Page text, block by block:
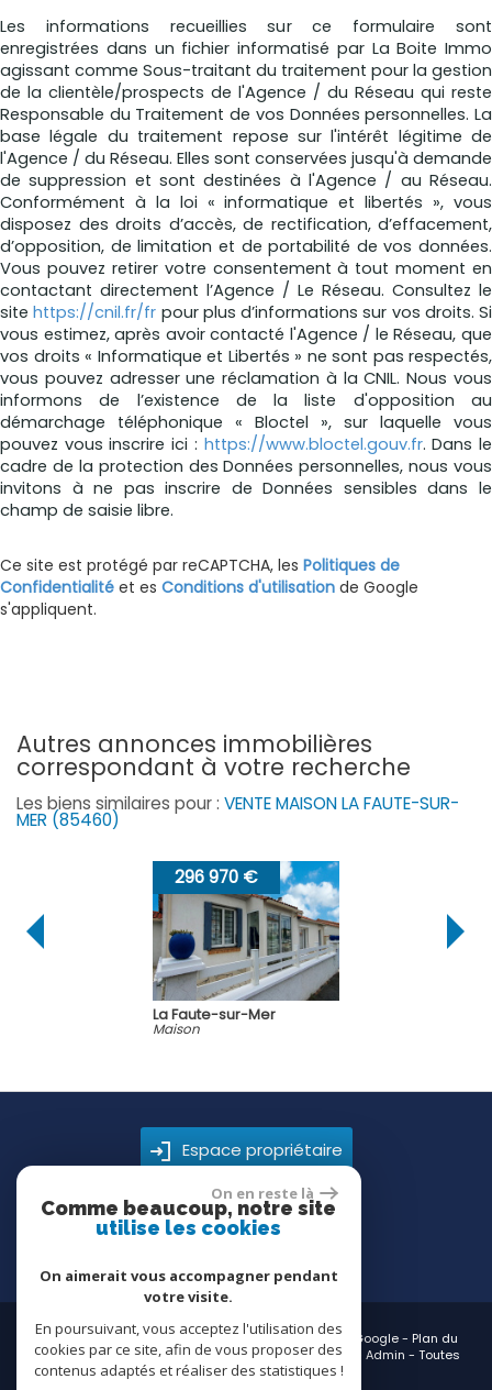
Les informations recueillies sur ce formulaire sont
enregistrées dans un fichier informatisé par La Boite Immo
agissant comme Sous-traitant du traitement pour la gestion
de la clientèle/prospects de l'Agence / du Réseau qui reste
Responsable du Traitement de vos Données personnelles. La
base légale du traitement repose sur l'intérêt légitime de
l'Agence / du Réseau. Elles sont conservées jusqu'à demande
de suppression et sont destinées à l'Agence / au Réseau.
Conformément à la loi « informatique et libertés », vous
disposez des droits d’accès, de rectification, d’effacement,
d’opposition, de limitation et de portabilité de vos données.
Vous pouvez retirer votre consentement à tout moment en
contactant directement l’Agence / Le Réseau. Consultez le
sitehttps://cnil.fr/fr pour plus d’informations sur vos droits. Si
vous estimez, après avoir contacté l'Agence / le Réseau, que
vos droits « Informatique et Libertés » ne sont pas respectés,
vous pouvez adresser une réclamation à la CNIL. Nous vous
informons de l’existence de la liste d'opposition au
démarchage téléphonique « Bloctel », sur laquelle vous
pouvez vous inscrire ici : https://www.bloctel.gouv.fr. Dans le
cadre de la protection des Données personnelles, nous vous
invitons à ne pas inscrire de Données sensibles dans le
champ de saisie libre.
Ce site est protégé par reCAPTCHA, les Politiques de
Confidentialité et es Conditions d'utilisation de Google
s'appliquent.
autres annonces immobilières
correspondant à votre recherche
Les biens similaires pour : VENTE MAISON LA FAUTE-SUR-
MER (85460)
La Faute-sur-Mer
Espace propriétaire
© 2026 | Tous droits réservés | Traduction powered by Google - Plan du
site-Mentions légales-Nos honoraires-Partenaires Admin - Toutes
nos annonces
On en reste là
Comme beaucoup, notre site
utilise les cookies
On aimerait vous accompagner pendant
votre visite.
En poursuivant, vous acceptez l'utilisation des
cookies par ce site, afin de vous proposer des
contenus adaptés et réaliser des statistiques !